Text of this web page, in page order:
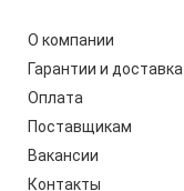
О компании
Гарантии и доставка
Оплата
Поставщикам
Вакансии
Контакты